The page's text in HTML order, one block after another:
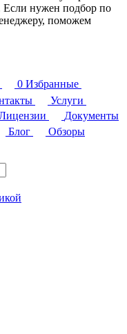
Если нужен подбор по
поможем
0 Избранные
Услуги
Документы
Блог
Обзоры